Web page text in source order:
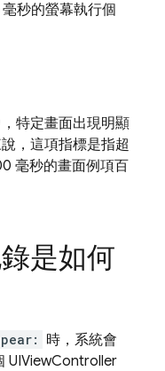
秒的螢幕執行個
特定畫面出現明顯
，這項指標是指超
毫秒的畫面例項百
是如何
時，系統會
UIViewController